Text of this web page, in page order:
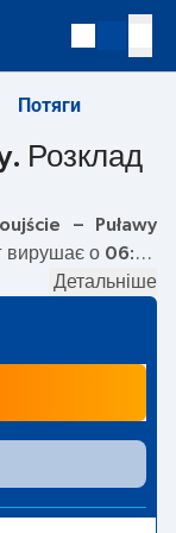
Потяги
Розклад
– Puławy
вирушає о 06:26
час подорожі.
Детальніше